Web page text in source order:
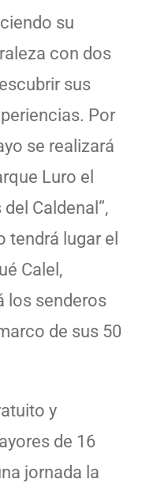
su
con dos
sus
Por
se realizará
Luro el
Caldenal”,
tendrá lugar el
Calel,
los senderos
de sus 50
y
de 16
jornada la